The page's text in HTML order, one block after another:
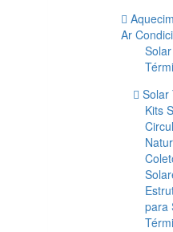
Ar
Solar
Solar
Kits
para